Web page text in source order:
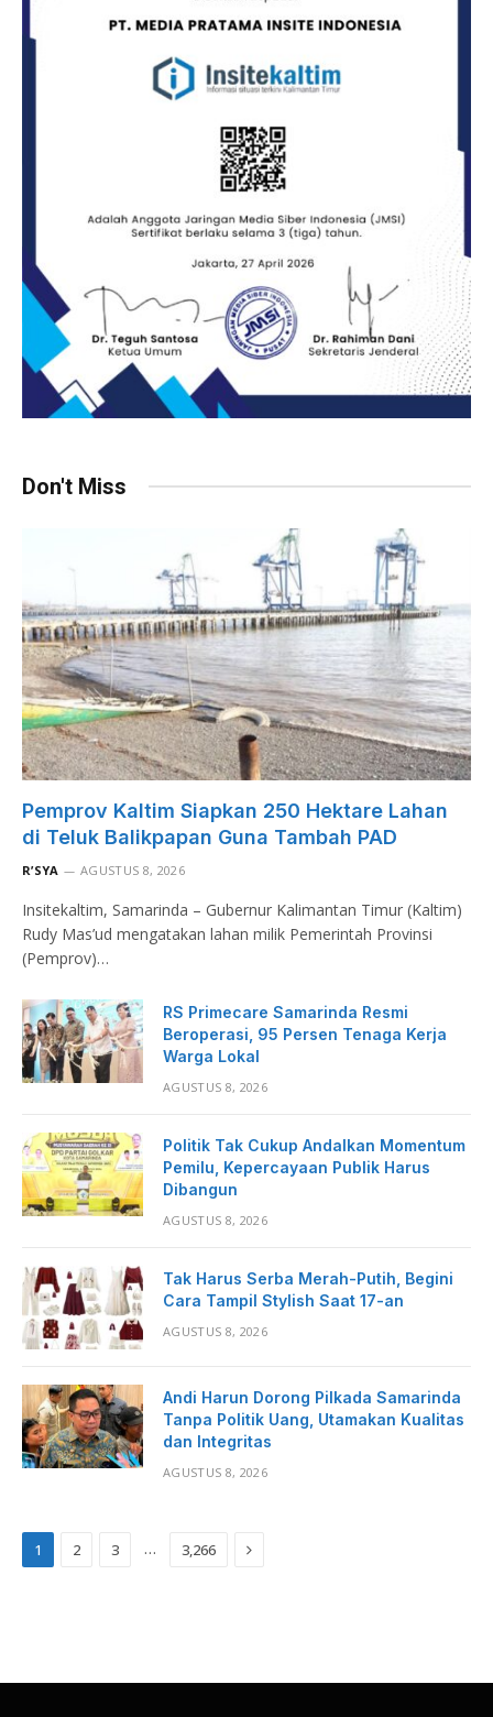
Don't Miss
Pemprov Kaltim Siapkan 250 Hektare Lahan
di Teluk Balikpapan Guna Tambah PAD
R’SYA AGUSTUS 8, 2026
Insitekaltim, Samarinda – Gubernur Kalimantan Timur (Kaltim)
Rudy Mas’ud mengatakan lahan milik Pemerintah Provinsi
(Pemprov)…
RS Primecare Samarinda Resmi
Beroperasi, 95 Persen Tenaga Kerja
Warga Lokal
AGUSTUS 8, 2026
Politik Tak Cukup Andalkan Momentum
Pemilu, Kepercayaan Publik Harus
Dibangun
AGUSTUS 8, 2026
Tak Harus Serba Merah-Putih, Begini
Cara Tampil Stylish Saat 17-an
AGUSTUS 8, 2026
Andi Harun Dorong Pilkada Samarinda
Tanpa Politik Uang, Utamakan Kualitas
dan Integritas
AGUSTUS 8, 2026
1 2 3 … 3,266 Next